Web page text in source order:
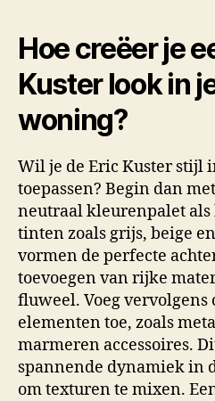
Hoe creëer je
Kuster look in
woning?
Wil je de Eric Kuster stijl
toepassen? Begin dan
neutraal kleurenpalet als
tinten zoals grijs, beige
vormen de perfecte
toevoegen van rijke
fluweel. Voeg vervolgens
elementen toe, zoals
marmeren accessoires.
spannende dynamiek in
om texturen te mixen.